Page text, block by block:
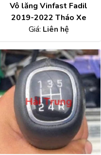
Vô lăng Vinfast Fadil
2019-2022 Tháo Xe
Giá: Liên hệ